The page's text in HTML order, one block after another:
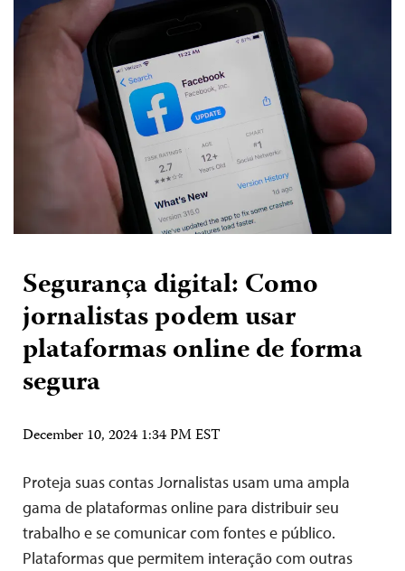
Segurança digital: Como
jornalistas podem usar
plataformas online de forma
segura
December 10, 2024 1:34 PM EST
Proteja suas contas Jornalistas usam uma ampla
gama de plataformas online para distribuir seu
trabalho e se comunicar com fontes e público.
Plataformas que permitem interação com outras